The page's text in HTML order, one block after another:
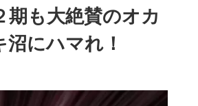
期も大絶賛のオカ
にハマれ！